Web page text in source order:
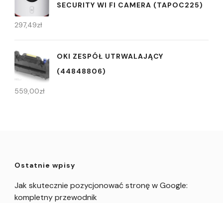
SECURITY WI FI CAMERA (TAPOC225)
297,49zł
OKI ZESPÓŁ UTRWALAJĄCY
(44848806)
559,00zł
Ostatnie wpisy
Jak skutecznie pozycjonować stronę w Google:
kompletny przewodnik